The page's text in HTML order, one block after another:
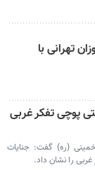
تهرانی با
پوچی تفکر غربی
(ره) گفت: جنایات
را نشان داد.